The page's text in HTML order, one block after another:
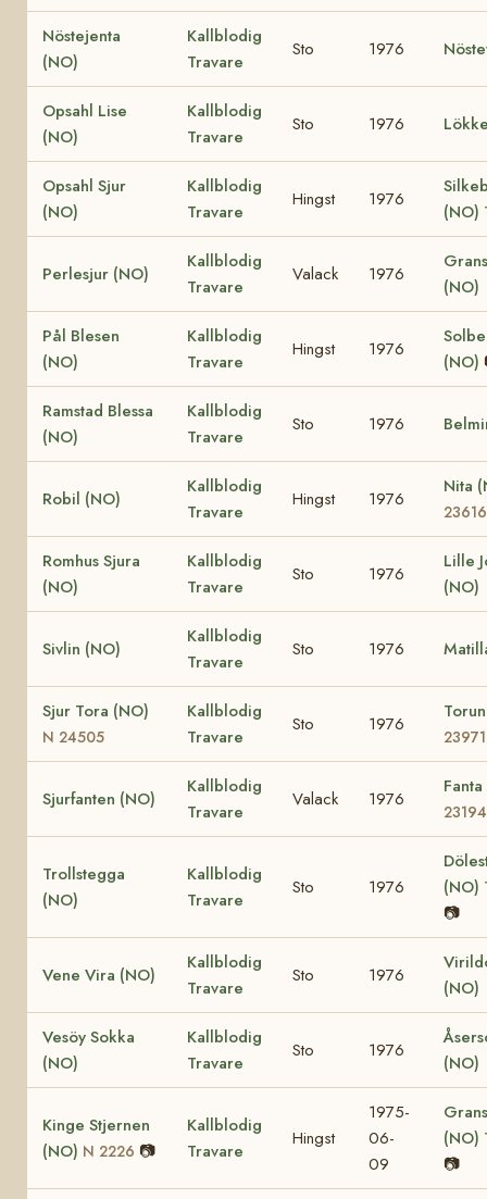
Nöstejenta
(NO)
Kallblodig
Travare
Sto 1976
Opsahl Lise
(NO)
Kallblodig
Travare
Sto 1976
Opsahl Sjur
(NO)
Kallblodig
Travare
Hingst 1976
(NO)
Perlesjur (NO)
Kallblodig
Travare
Valack 1976
(NO)
Pål Blesen
(NO)
Kallblodig
Travare
Hingst 1976
(NO)
Ramstad Blessa
(NO)
Kallblodig
Travare
Sto 1976
Robil (NO)
Kallblodig
Travare
Hingst 1976
Nita
23616
Romhus Sjura
(NO)
Kallblodig
Travare
Sto 1976
Lille
(NO)
Sivlin (NO)
Kallblodig
Travare
Sto 1976
Sjur Tora (NO)
N 24505
Kallblodig
Travare
Sto 1976
23971
Sjurfanten (NO)
Kallblodig
Travare
Valack 1976
23194
Trollstegga
(NO)
Kallblodig
Travare
Sto 1976
(NO)
📷
Vene Vira (NO)
Kallblodig
Travare
Sto 1976
(NO)
Vesöy Sokka
(NO)
Kallblodig
Travare
Sto 1976
(NO)
Kinge Stjernen
(NO) N 2226 📷
Kallblodig
Travare
Hingst
1975-
06-
09
(NO)
📷